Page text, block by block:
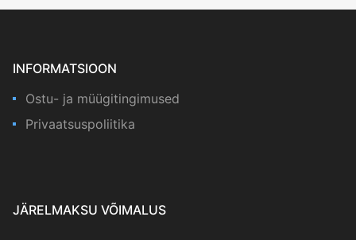
INFORMATSIOON
Ostu- ja müügitingimused
Privaatsuspoliitika
JÄRELMAKSU VÕIMALUS